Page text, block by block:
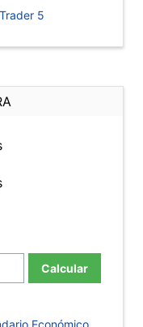
5
Calcular
Económico